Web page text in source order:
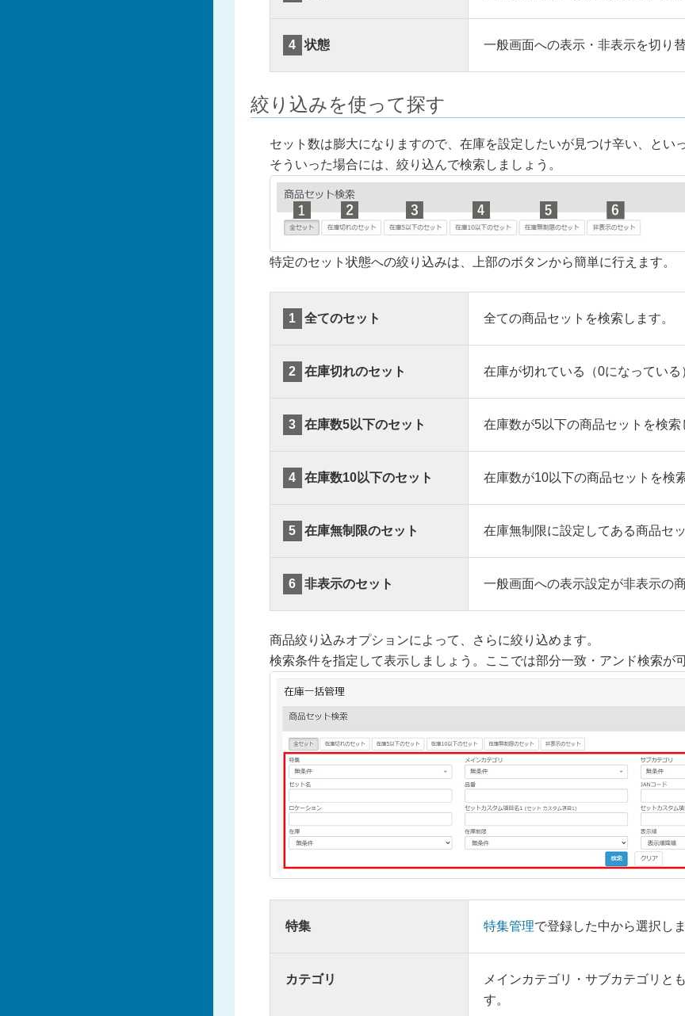
4 状態 一般画面への表示・非表示を切り替
絞り込みを使って探す
セット数は膨大になりますので、在庫を設定したいが見つけ辛い、とい
そういった場合には、絞り込んで検索しましょう。
特定のセット状態への絞り込みは、上部のボタンから簡単に行えます。
1 全てのセット 全ての商品セットを検索します。
2 在庫切れのセット 在庫が切れている（0になっている
3 在庫数5以下のセット 在庫数が5以下の商品セットを検索
4 在庫数10以下のセット 在庫数が10以下の商品セットを検
5 在庫無制限のセット 在庫無制限に設定してある商品セ
6 非表示のセット 一般画面への表示設定が非表示の
商品絞り込みオプションによって、さらに絞り込めます。
検索条件を指定して表示しましょう。ここでは部分一致・アンド検索が
特集 特集管理で登録した中から選択しま
カテゴリ メインカテゴリ・サブカテゴリと
す。